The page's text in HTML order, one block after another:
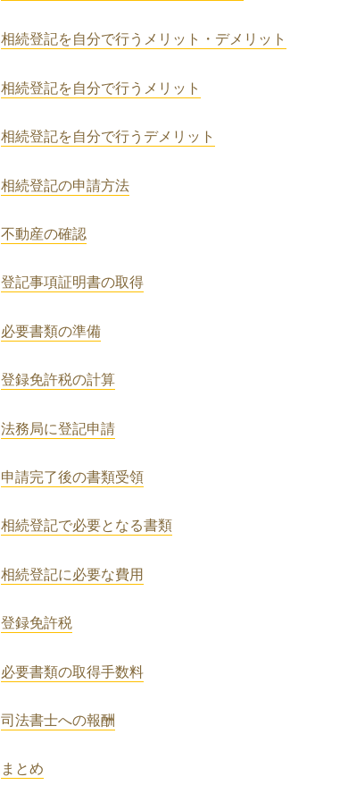
相続登記を自分で行うメリット・デメリット
相続登記を自分で行うメリット
相続登記を自分で行うデメリット
相続登記の申請方法
不動産の確認
登記事項証明書の取得
必要書類の準備
登録免許税の計算
法務局に登記申請
申請完了後の書類受領
相続登記で必要となる書類
相続登記に必要な費用
登録免許税
必要書類の取得手数料
司法書士への報酬
まとめ